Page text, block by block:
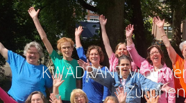
KWADRANT
Zutphen